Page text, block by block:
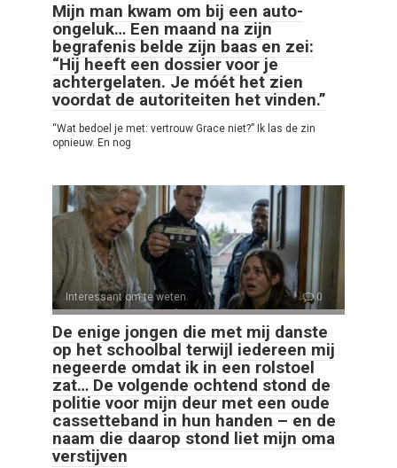
Mijn man kwam om bij een auto-
ongeluk… Een maand na zijn
begrafenis belde zijn baas en zei:
“Hij heeft een dossier voor je
achtergelaten. Je móét het zien
voordat de autoriteiten het vinden.”
“Wat bedoel je met: vertrouw Grace niet?” Ik las de zin
opnieuw. En nog
Interessant om te weten 0
De enige jongen die met mij danste
op het schoolbal terwijl iedereen mij
negeerde omdat ik in een rolstoel
zat… De volgende ochtend stond de
politie voor mijn deur met een oude
cassetteband in hun handen – en de
naam die daarop stond liet mijn oma
verstijven